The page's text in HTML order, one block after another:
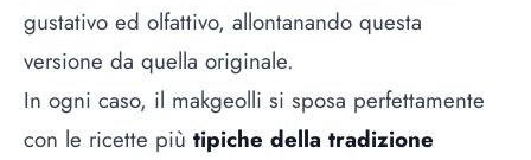
gustativo ed olfattivo, allontanando questa
versione da quella originale.
In ogni caso, il makgeolli si sposa perfettamente
con le ricette più tipiche della tradizione